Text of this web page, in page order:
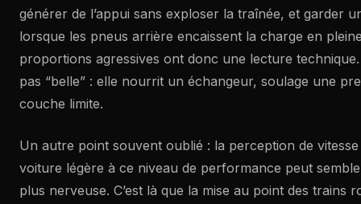
générer de l’appui sans exploser la traînée, et garder
lorsque les pneus arrière encaissent la charge en
proportions agressives ont donc une lecture technique.
pas “belle” : elle nourrit un échangeur, soulage une
couche limite.
Un autre point souvent oublié : la perception de
voiture légère à ce niveau de performance peut
plus nerveuse. C’est là que la mise au point des trains